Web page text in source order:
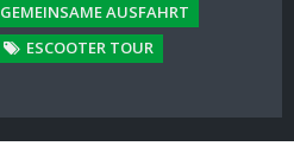
GEMEINSAME AUSFAHRT
ESCOOTER TOUR